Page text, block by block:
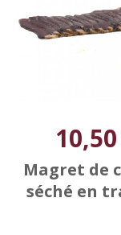
Magret de
séché en